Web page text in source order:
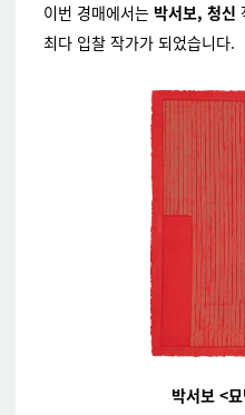
이번 경매에서는 박서보, 청신
최다 입찰 작가가 되었습니다.
박서보 <